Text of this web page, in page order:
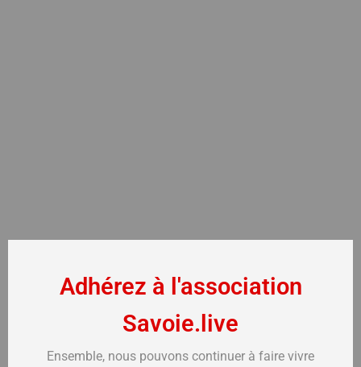
Adhérez à l'association
Savoie.live
Ensemble, nous pouvons continuer à faire vivre